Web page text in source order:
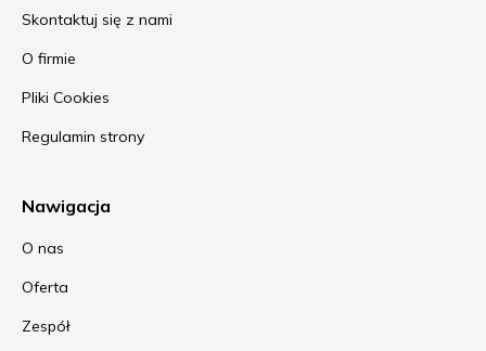
Skontaktuj się z nami
O firmie
Pliki Cookies
Regulamin strony
Nawigacja
O nas
Oferta
Zespół